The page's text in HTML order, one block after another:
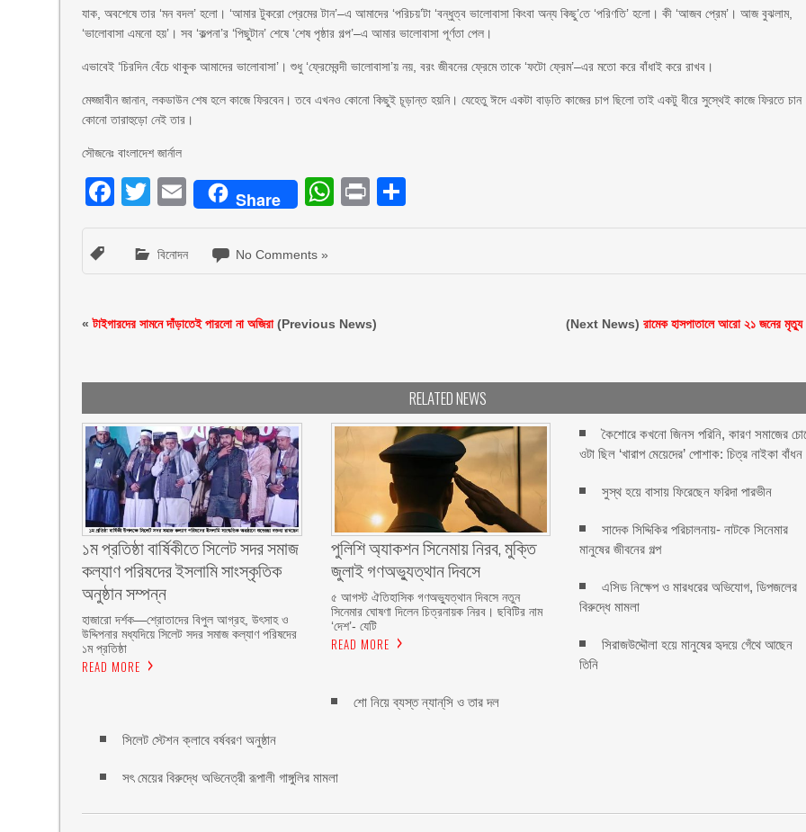
যাক, অবশেষে তার ‘মন বদল’ হলো। ‘আমার টুকরো প্রেমের টান’–এ আমাদের ‘পরিচয়’টা ‘বন্ধুত্ব ভালোবাসা কিংবা অন্য কিছু’তে ‘পরিণতি’ হলো। কী ‘আজব প্রেম’। আজ বুঝলাম,
‘ভালোবাসা এমনো হয়’। সব ‘কল্পনা’র ‘পিছুটান’ শেষে ‘শেষ পৃষ্ঠার গল্প’–এ আমার ভালোবাসা পূর্ণতা পেল।
এভাবেই ‘চিরদিন বেঁচে থাকুক আমাদের ভালোবাসা’। শুধু ‘ফ্রেমেবন্দী ভালোবাসা’য় নয়, বরং জীবনের ফ্রেমে তাকে ‘ফটো ফ্রেম’–এর মতো করে বাঁধাই করে রাখব।
মেহ্জাবীন জানান, লকডাউন শেষ হলে কাজে ফিরবেন। তবে এখনও কোনো কিছুই চূড়ান্ত হয়নি। যেহেতু ঈদে একটা বাড়তি কাজের চাপ ছিলো তাই একটু ধীরে সুস্থেই কাজে ফিরতে
কোনো তারাহুড়ো নেই তার।
সৌজনেঃ বাংলাদেশ জার্নাল
Facebook
Twitter
EmailShare WhatsApp
Print
বিনোদন No Comments »
«টাইগারদের সামনে দাঁড়াতেই পারলো না অজিরা(Previous News) (Next News)রামেক হাসপাতালে আরো ২১ জনের মৃত্যু
RELATED NEWS
১ম প্রতিষ্ঠা বার্ষিকীতে সিলেট সদর সমাজ
কল্যাণ পরিষদের ইসলামি সাংস্কৃতিক
অনুষ্ঠান সম্পন্ন
‎হাজারো দর্শক—শ্রোতাদের বিপুল আগ্রহ, উৎসাহ ও
উদ্দিপনার মধ্যদিয়ে সিলেট সদর সমাজ কল্যাণ পরিষদের
১ম প্রতিষ্ঠা
READ MORE
পুলিশি অ্যাকশন সিনেমায় নিরব, মুক্তি
জুলাই গণঅভ্যুত্থান দিবসে
৫ আগস্ট ঐতিহাসিক গণঅভ্যুত্থান দিবসে নতুন
সিনেমার ঘোষণা দিলেন চিত্রনায়ক নিরব। ছবিটির নাম
‘দেশ’- যেটি
READ MORE
কৈশোরে কখনো জিনস পরিনি, কারণ সমাজের
ওটা ছিল ‘খারাপ মেয়েদের’ পোশাক: চিত্র নাইকা বাঁধন
সুস্থ হয়ে বাসায় ফিরেছেন ফরিদা পারভীন
সাদেক সিদ্দিকির পরিচালনায়- নাটকে সিনেমার
মানুষের জীবনের গল্প
এসিড নিক্ষেপ ও মারধরের অভিযোগ, ডিপজলের
বিরুদ্ধে মামলা
সিরাজউদ্দৌলা হয়ে মানুষের হৃদয়ে গেঁথে আছেন
তিনি
শো নিয়ে ব্যস্ত ন্যান্‌সি ও তার দল
সিলেট স্টেশন ক্লাবে বর্ষবরণ অনুষ্ঠান
সৎ মেয়ের বিরুদ্ধে অভিনেত্রী রূপালী গাঙ্গুলির মামলা